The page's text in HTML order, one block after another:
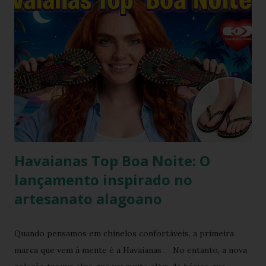
totalmente copiável. É aquele tipo de visual que mostra
que moda não precisa ser cara, extravagante ou complexa e
que até as celebridades mais glamourosas valorizam peças
acessíveis que todo mundo pode ter. Hoje você vai ver por
que esse look viralizou, como a atriz combinou o modelo
Top preto, por que celebridades adoram esse clássico
brasileiro e como você pode reproduzir o visual da Kelly
Brook com facilidade. Vamos mergu...
Havaianas Top Boa Noite: O
lançamento inspirado no
artesanato alagoano
Quando pensamos em chinelos confortáveis, a primeira
marca que vem à mente é a Havaianas . No entanto, a nova